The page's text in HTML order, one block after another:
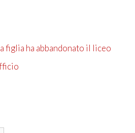
figlia ha abbandonato il liceo